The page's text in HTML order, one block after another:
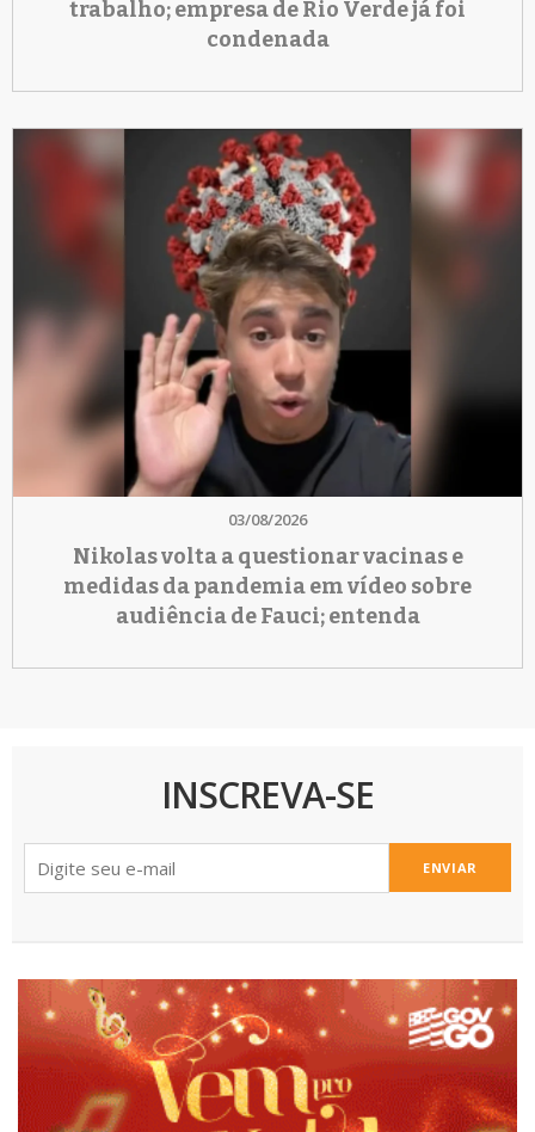
trabalho; empresa de Rio Verde já foi
condenada
03/08/2026
Nikolas volta a questionar vacinas e
medidas da pandemia em vídeo sobre
audiência de Fauci; entenda
INSCREVA-SE
ENVIAR